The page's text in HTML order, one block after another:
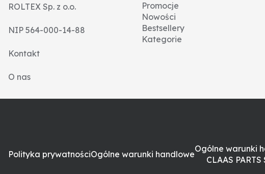
ROLTEX Sp. z o.o.
NIP 564-000-14-88
Kontakt
O nas
Promocje
Nowości
Bestsellery
Kategorie
Polityka prywatnościOgólne warunki handlowe
Ogólne warunki
CLAAS PARTS